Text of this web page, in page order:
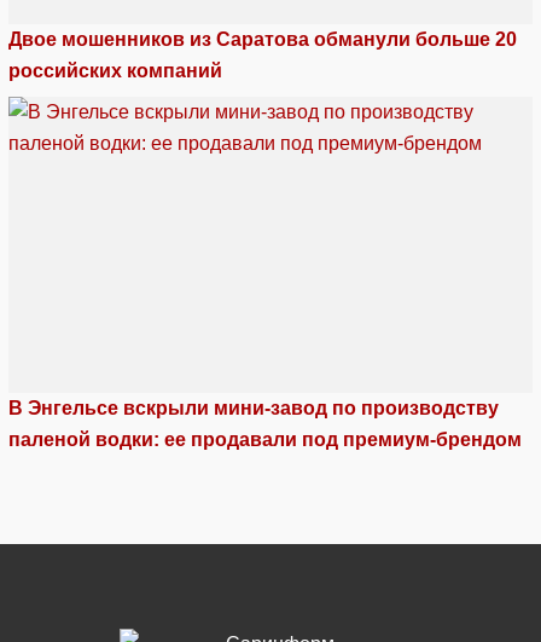
Двое мошенников из Саратова обманули больше 20
российских компаний
В Энгельсе вскрыли мини-завод по производству
паленой водки: ее продавали под премиум-брендом